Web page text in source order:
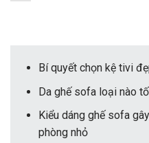
Bí quyết chọn kệ tivi
Da ghế sofa loại nào
Kiểu dáng ghế sofa
phòng nhỏ